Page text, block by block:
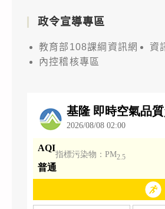
政令宣導專區
教育部108課綱資訊網
資
內控稽核專區